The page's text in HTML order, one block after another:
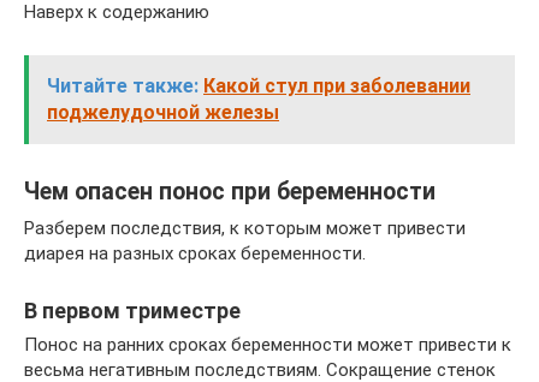
Наверх к содержанию
Читайте также: Какой стул при заболевании
поджелудочной железы
Чем опасен понос при беременности
Разберем последствия, к которым может привести
диарея на разных сроках беременности.
В первом триместре
Понос на ранних сроках беременности может привести к
весьма негативным последствиям. Сокращение стенок